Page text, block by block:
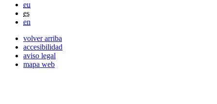
eu
es
en
volver arriba
accesibilidad
aviso legal
mapa web